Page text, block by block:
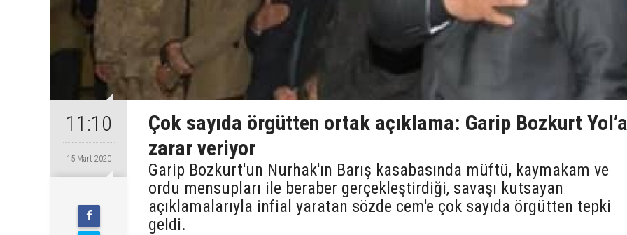
11:10
15 Mart 2020
Çok sayıda örgütten ortak açıklama: Garip Bozkurt Yol’a
zarar veriyor
Garip Bozkurt'un Nurhak'ın Barış kasabasında müftü, kaymakam ve
ordu mensupları ile beraber gerçekleştirdiği, savaşı kutsayan
açıklamalarıyla infial yaratan sözde cem'e çok sayıda örgütten tepki
geldi.